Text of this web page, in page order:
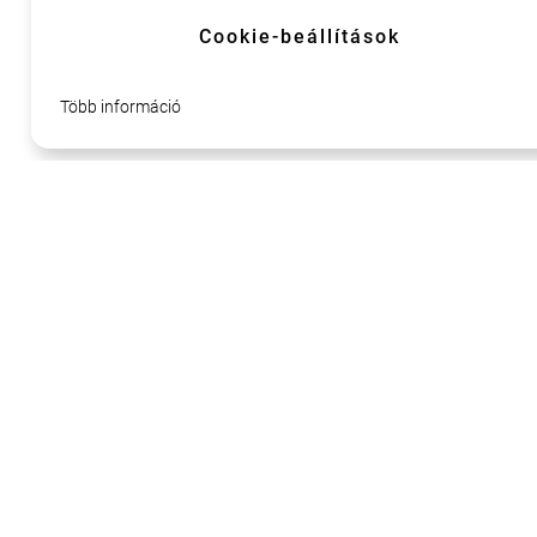
Cookie-beállítások
Több információ